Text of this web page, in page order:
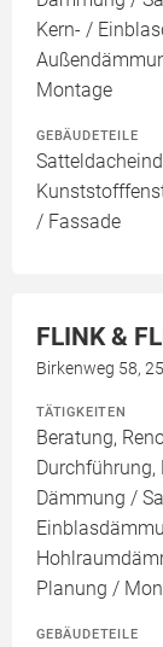
Kern- /
Montage
GEBÄUDETEILE
/ Fassade
FLINK &
Birkenweg 58,
TÄTIGKEITEN
Beratung,
Durchführung,
Dämmung /
Planung /
GEBÄUDETEILE